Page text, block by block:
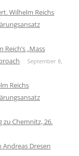
Wilhelm Reichs
„Mass
September 8,
Reichs
zu Chemnitz, 26.
Dresen